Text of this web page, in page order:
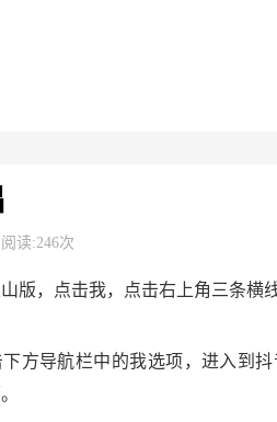
读:246次
版，点击我，点击右上角三条横
方导航栏中的我选项，进入到